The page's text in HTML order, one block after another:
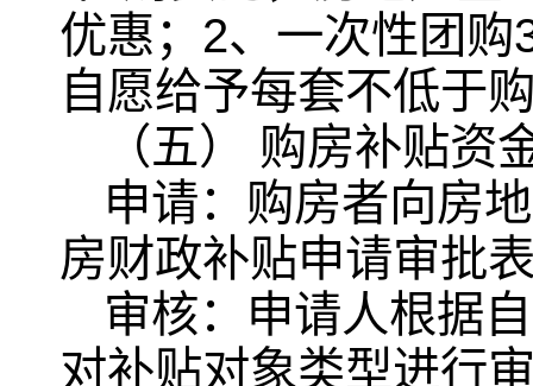
优惠；2、一次性团
自愿给予每套不低于
（五） 购房补贴资
申请：购房者向房
房财政补贴申请审批
审核：申请人根据
对补贴对象类型进行